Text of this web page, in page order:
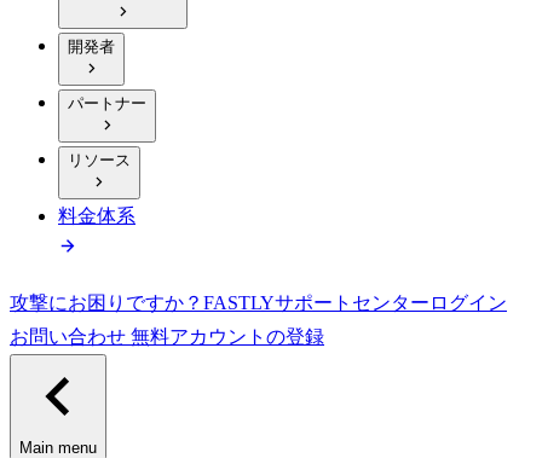
開発者
パートナー
リソース
料金体系
攻撃にお困りですか？ FASTLYサポートセンター ログイン
お問い合わせ 無料アカウントの登録
Main menu